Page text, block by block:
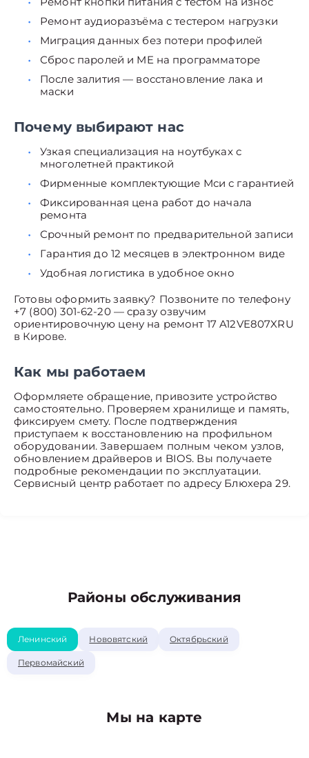
Ремонт аудиоразъёма с тестером нагрузки
Миграция данных без потери профилей
Сброс паролей и ME на программаторе
После залития — восстановление лака и
маски
Почему выбирают нас
Узкая специализация на ноутбуках с
многолетней практикой
Фирменные комплектующие Мси с гарантией
Фиксированная цена работ до начала
ремонта
Срочный ремонт по предварительной записи
Гарантия до 12 месяцев в электронном виде
Удобная логистика в удобное окно
Готовы оформить заявку? Позвоните по телефону
+7 (800) 301-62-20 — сразу озвучим
ориентировочную цену на ремонт 17 A12VE807XRU
в Кирове.
Как мы работаем
Оформляете обращение, привозите устройство
самостоятельно. Проверяем хранилище и память,
фиксируем смету. После подтверждения
приступаем к восстановлению на профильном
оборудовании. Завершаем полным чеком узлов,
обновлением драйверов и BIOS. Вы получаете
подробные рекомендации по эксплуатации.
Сервисный центр работает по адресу Блюхера 29.
Районы обслуживания
Ленинский Нововятский Октябрьский
Первомайский
Мы на карте